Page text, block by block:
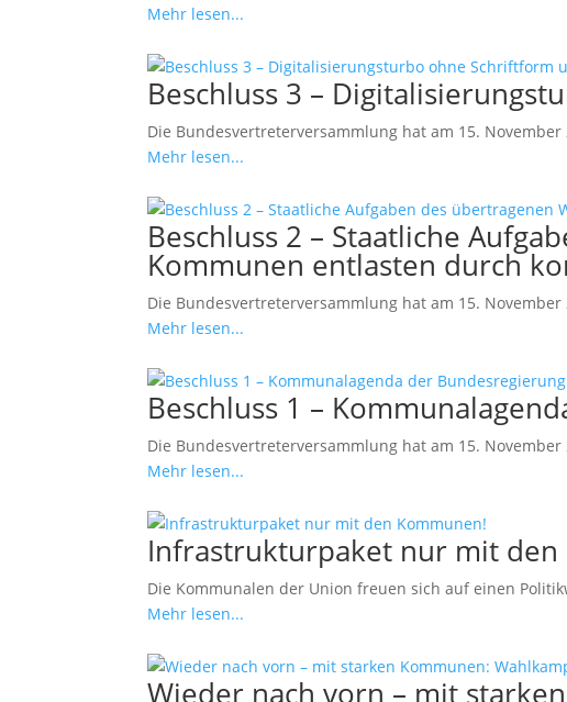
Mehr lesen...
Beschluss 3 –
Die Bundesvertreterversammlung hat am 15.
Mehr lesen...
Beschluss 2 – Staatliche
Kommunen entlasten durch
Die Bundesvertreterversammlung hat am 15.
Mehr lesen...
Beschluss 1 –
Die Bundesvertreterversammlung hat am 15.
Mehr lesen...
Infrastrukturpaket nur mit den
Die Kommunalen der Union freuen sich auf einen
Mehr lesen...
Wieder nach vorn – mit